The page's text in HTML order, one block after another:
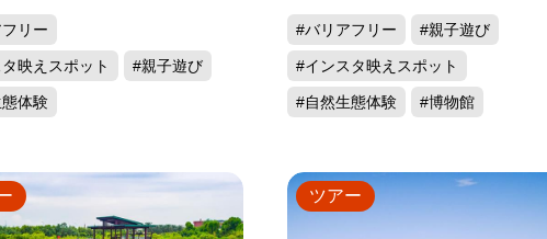
リー
映えスポット #親子遊び
体験
#バリアフリー #親子遊び
#インスタ映えスポット
#自然生態体験 #博物館
ツアー